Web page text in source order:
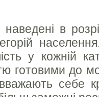
в
у кожній
готовими до
себе